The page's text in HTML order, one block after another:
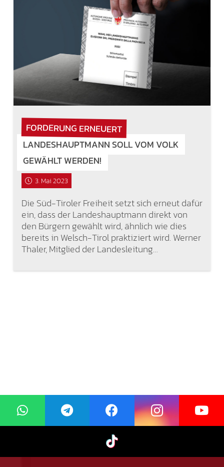
FORDERUNG ERNEUERT
LANDESHAUPTMANN SOLL VOM VOLK
GEWÄHLT WERDEN!
3. Mai 2023
Die Süd-Tiroler Freiheit setzt sich erneut dafür
ein, dass der Landeshauptmann direkt von
den Bürgern gewählt wird, ähnlich wie dies
bereits in Welsch-Tirol praktiziert wird. Werner
Thaler, Mitglied der Landesleitung…